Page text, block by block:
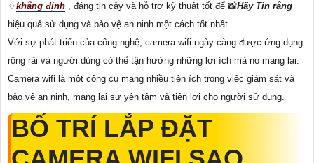
♢khẳng định , đáng tin cậy và hỗ trợ kỹ thuật tốt để 📸Hãy Tin rằng
hiệu quả sử dụng và bảo vệ an ninh một cách tốt nhất.
Với sự phát triển của công nghệ, camera wifi ngày càng được ứng dụng
rộng rãi và người dùng có thể tận hưởng những lợi ích mà nó mang lại.
Camera wifi là một công cụ mang nhiều tiện ích trong việc giám sát và
bảo vệ an ninh, mang lại sự yên tâm và tiện lợi cho người sử dụng.
BỐ TRÍ LẮP ĐẶT